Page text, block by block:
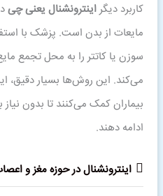
کاربرد دیگراینترونشنال یعنی چی
مایعات از بدن است. پزشک با
سوزن یا کاتتر را به محل تجمع
می‌کند. این روش‌ها بسیار دقیق،
بیماران کمک می‌کنند تا بدون
ادامه دهند.
اینترونشنال در حوزه مغز و